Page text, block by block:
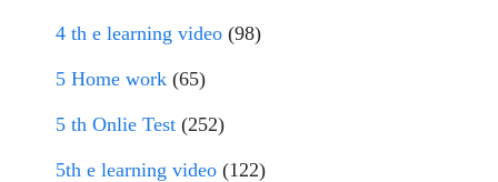
4 th e learning video (98)
5 Home work (65)
5 th Onlie Test (252)
5th e learning video (122)